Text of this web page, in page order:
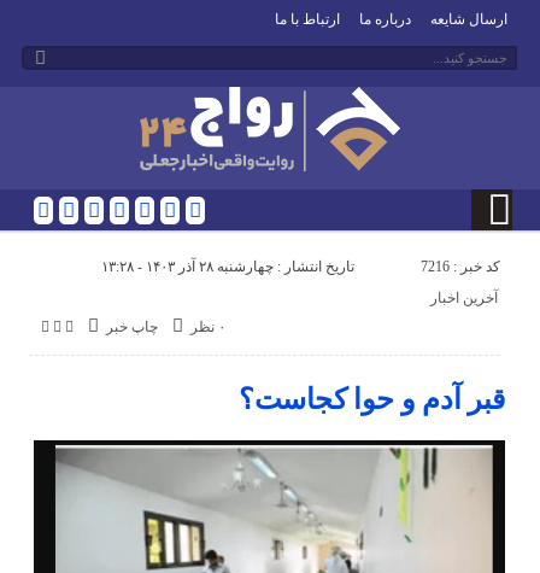
ارسال شایعه درباره ما ارتباط با ما
کد خبر : 7216 تاریخ انتشار : چهارشنبه ۲۸ آذر ۱۴۰۳ - ۱۳:۲۸
چاپ خبر ۰ نظر
آخرین اخبار
قبر آدم و حوا کجاست؟